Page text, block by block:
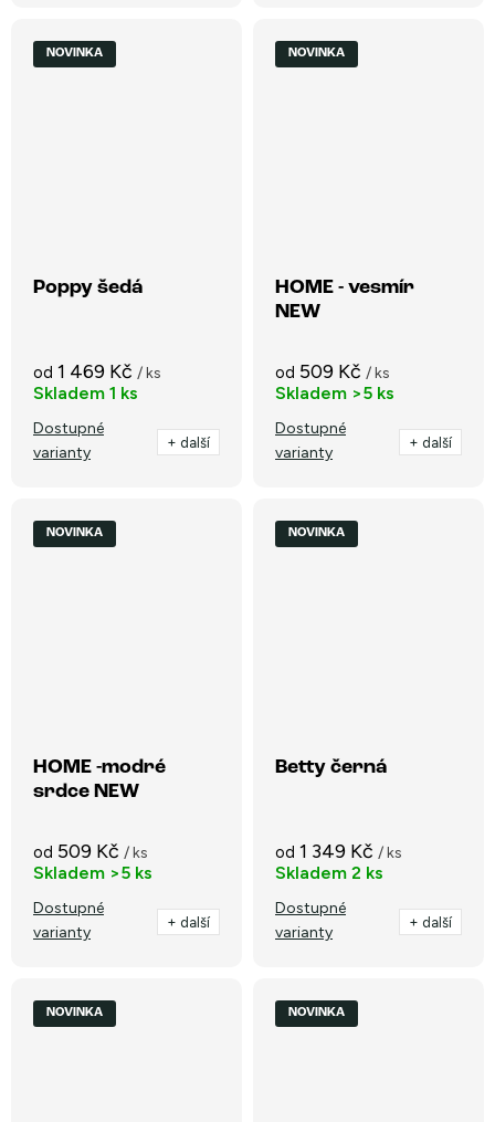
NOVINKA
Poppy šedá
od 1 469 Kč / ks
Skladem 1 ks
Dostupné
varianty
+ další
NOVINKA
HOME - vesmír
NEW
od 509 Kč / ks
Skladem >5 ks
Dostupné
varianty
+ další
NOVINKA
HOME -modré
srdce NEW
od 509 Kč / ks
Skladem >5 ks
Dostupné
varianty
+ další
NOVINKA
Betty černá
od 1 349 Kč / ks
Skladem 2 ks
Dostupné
varianty
+ další
NOVINKA NOVINKA